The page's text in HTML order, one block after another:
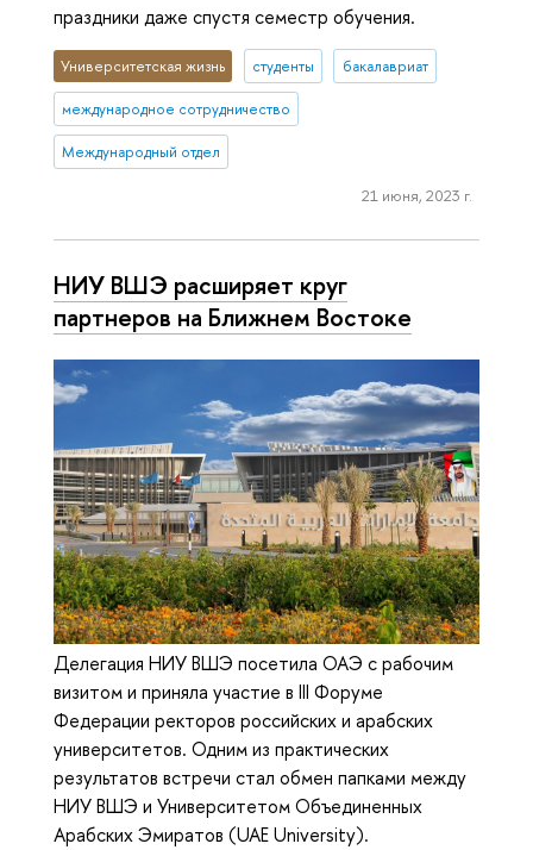
праздники даже спустя семестр обучения.
Университетская жизнь студенты бакалавриат
международное сотрудничество
Международный отдел
21 июня, 2023 г.
НИУ ВШЭ расширяет круг
партнеров на Ближнем Востоке
Делегация НИУ ВШЭ посетила ОАЭ с рабочим
визитом и приняла участие в III Форуме
Федерации ректоров российских и арабских
университетов. Одним из практических
результатов встречи стал обмен папками между
НИУ ВШЭ и Университетом Объединенных
Арабских Эмиратов (UAE University).